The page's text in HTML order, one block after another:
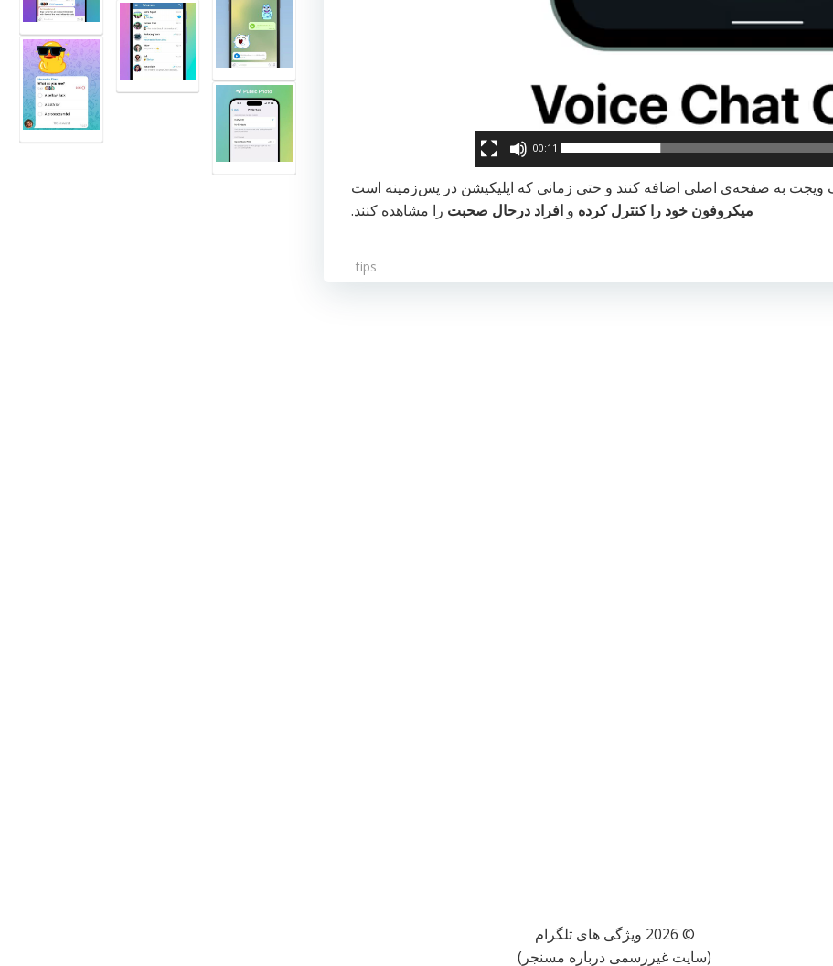
00:11
یک ویجت به صفحه‌ی اصلی اضافه کنند و حتی زمانی که اپلیکیشن در پس‌زمینه است
میکروفون خود را کنترل کرده و افراد درحال صحبت را مشاهده کنند.
tips
© 2026 ویژگی های تلگرام
(سایت غیررسمی درباره مسنجر)